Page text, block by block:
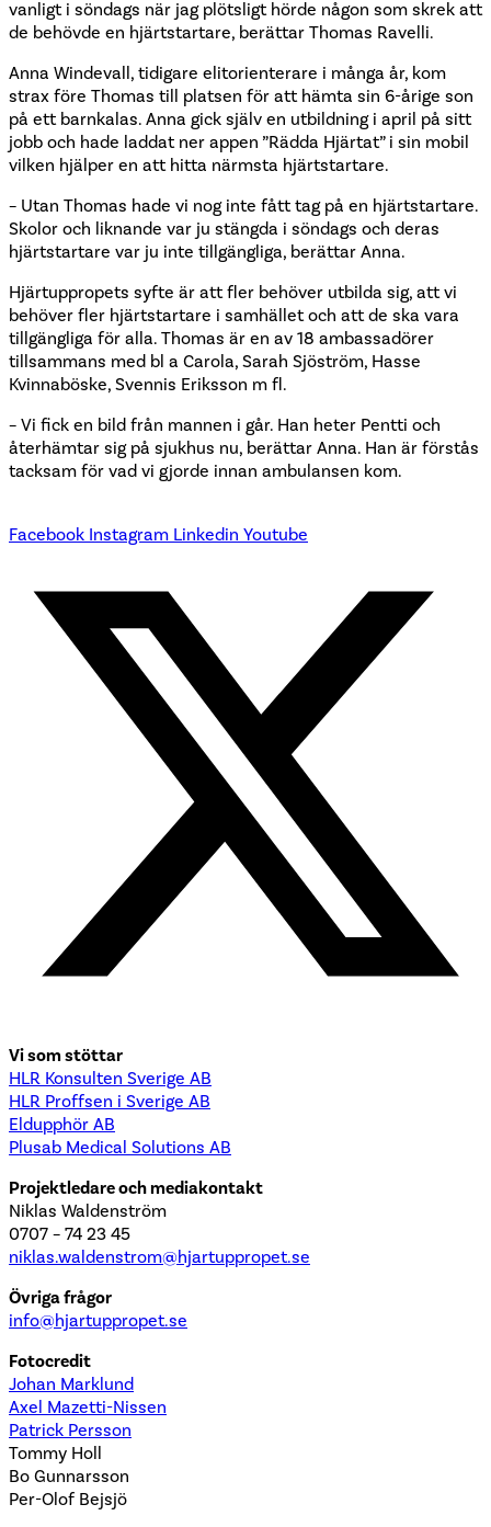
vanligt i söndags när jag plötsligt hörde någon som skrek att
de behövde en hjärtstartare, berättar Thomas Ravelli.
Anna Windevall, tidigare elitorienterare i många år, kom
strax före Thomas till platsen för att hämta sin 6-årige son
på ett barnkalas. Anna gick själv en utbildning i april på sitt
jobb och hade laddat ner appen ”Rädda Hjärtat” i sin mobil
vilken hjälper en att hitta närmsta hjärtstartare.
– Utan Thomas hade vi nog inte fått tag på en hjärtstartare.
Skolor och liknande var ju stängda i söndags och deras
hjärtstartare var ju inte tillgängliga, berättar Anna.
Hjärtuppropets syfte är att fler behöver utbilda sig, att vi
behöver fler hjärtstartare i samhället och att de ska vara
tillgängliga för alla. Thomas är en av 18 ambassadörer
tillsammans med bl a Carola, Sarah Sjöström, Hasse
Kvinnaböske, Svennis Eriksson m fl.
– Vi fick en bild från mannen i går. Han heter Pentti och
återhämtar sig på sjukhus nu, berättar Anna. Han är förstås
tacksam för vad vi gjorde innan ambulansen kom.
Facebook Instagram Linkedin Youtube
Vi som stöttar
HLR Konsulten Sverige AB
HLR Proffsen i Sverige AB
Eldupphör AB
Plusab Medical Solutions AB
Projektledare och mediakontakt
Niklas Waldenström
0707 – 74 23 45
niklas.waldenstrom@hjartuppropet.se
Övriga frågor
info@hjartuppropet.se
Fotocredit
Johan Marklund
Axel Mazetti-Nissen
Patrick Persson
Tommy Holl
Bo Gunnarsson
Per-Olof Bejsjö